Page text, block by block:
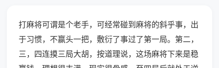
打麻将可谓是个老手，可经常碰到麻将的斜乎事，出
于习惯，不赢头一把，敷衍了事过了第一局。第二，
三，四连摸三局大胡，按道理说，这场麻将下来是稳